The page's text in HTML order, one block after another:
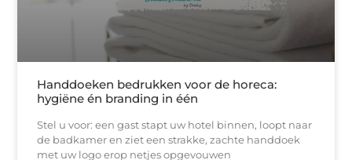
Handdoeken bedrukken voor de horeca:
hygiëne én branding in één
Stel u voor: een gast stapt uw hotel binnen, loopt naar
de badkamer en ziet een strakke, zachtе handdoek
met uw logo erop netjes opgevouwen